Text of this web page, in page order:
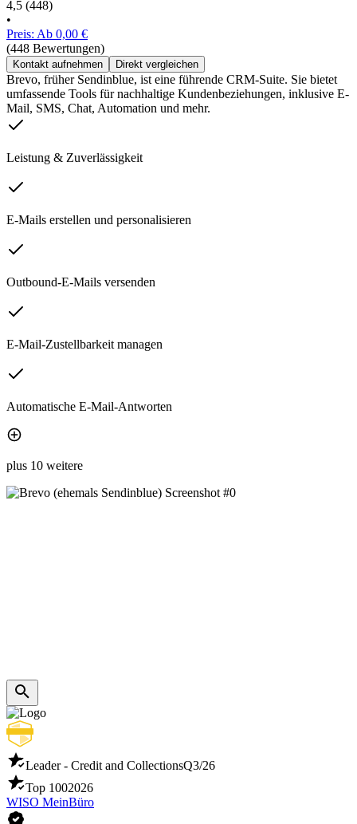
4,5 (448)
•
Preis: Ab 0,00 €
(448 Bewertungen)
Kontakt aufnehmen Direkt vergleichen
Brevo, früher Sendinblue, ist eine führende CRM-Suite. Sie bietet
umfassende Tools für nachhaltige Kundenbeziehungen, inklusive E-
Mail, SMS, Chat, Automation und mehr.
Leistung & Zuverlässigkeit
E-Mails erstellen und personalisieren
Outbound-E-Mails versenden
E-Mail-Zustellbarkeit managen
Automatische E-Mail-Antworten
plus 10 weitere
Leader - Credit and CollectionsQ3/26
Top 1002026
WISO MeinBüro